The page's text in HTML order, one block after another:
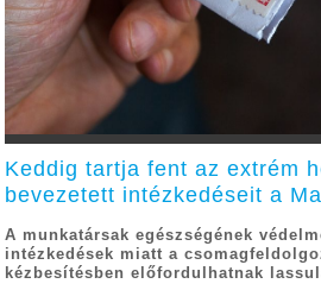
Keddig tartja fent az extrém
bevezetett intézkedéseit a
A munkatársak egészségének
intézkedések miatt a
kézbesítésben előfordulhatnak